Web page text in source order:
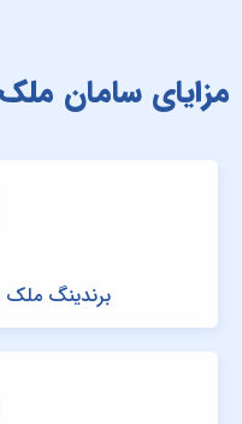
مزایای سامان
برندینگ ملک